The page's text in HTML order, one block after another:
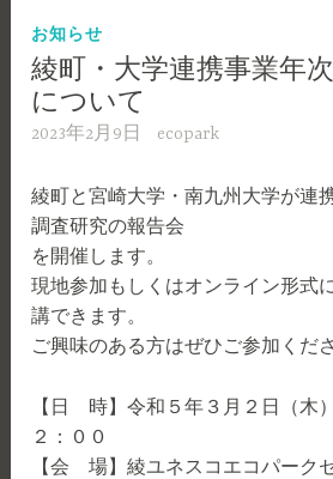
お知らせ
綾町・大学連携事業年
について
2023年2月9日 ecopark
綾町と宮崎大学・南九州大学が連
調査研究の報告会
を開催します。
現地参加もしくはオンライン形式
講できます。
ご興味のある方はぜひご参加くださ
【日 時】令和５年３月２日（木
２：００
【会 場】綾ユネスコエコパーク